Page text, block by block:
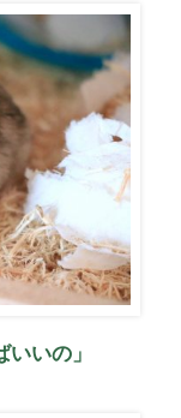
いの」